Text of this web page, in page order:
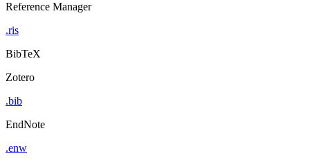
Reference Manager
.ris
BibTeX
Zotero
.bib
EndNote
.enw